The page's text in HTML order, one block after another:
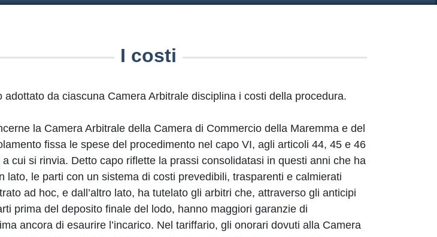
I costi
adottato da ciascuna Camera Arbitrale disciplina i costi della procedura.
la Camera Arbitrale della Camera di Commercio della Maremma e del
fissa le spese del procedimento nel capo VI, agli articoli 44, 45 e 46
a cui si rinvia. Detto capo riflette la prassi consolidatasi in questi anni che ha
lato, le parti con un sistema di costi prevedibili, trasparenti e calmierati
ad hoc, e dall’altro lato, ha tutelato gli arbitri che, attraverso gli anticipi
prima del deposito finale del lodo, hanno maggiori garanzie di
ancora di esaurire l’incarico. Nel tariffario, gli onorari dovuti alla Camera